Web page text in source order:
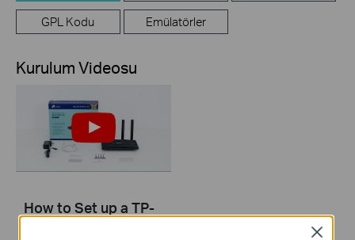
GPL Kodu Emülatörler
Kurulum Videosu
How to Set up a TP-
Close